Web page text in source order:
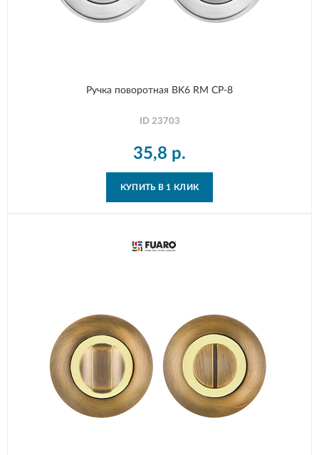
Ручка поворотная BK6 RM CP-8
ID 23703
35,8 р.
КУПИТЬ В 1 КЛИК